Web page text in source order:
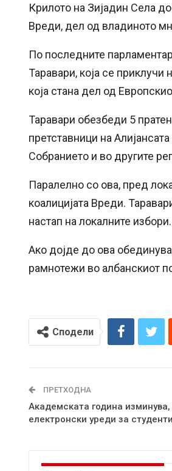
Крилото на Зијадин Села
Вреди, дел од владиното
По последните
Таравари, која се приклучи
која стана дел од
Таравари обезбеди 5
претставници на
Собранието и во другите
Паралелно со ова, пред
коалицијата Вреди.
настап на локалните
Ако дојде до ова
рамнотежи во албанскиот
Сподели
ПРЕТХОДНА
Академската година изминува,
електронски уреди за